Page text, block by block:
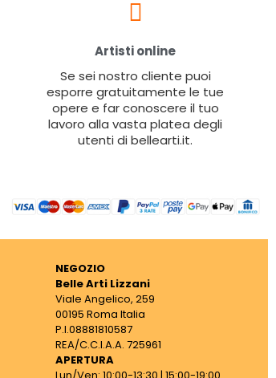
Artisti online
Se sei nostro cliente puoi
esporre gratuitamente le tue
opere e far conoscere il tuo
lavoro alla vasta platea degli
utenti di bellearti.it.
NEGOZIO
Belle Arti Lizzani
Viale Angelico, 259
00195 Roma Italia
P.I.08881810587
REA/C.C.I.A.A. 725961
APERTURA